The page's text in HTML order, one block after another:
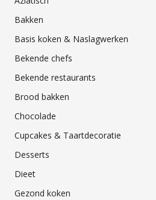
Bakken
Basis koken & Naslagwerken
Bekende chefs
Bekende restaurants
Brood bakken
Chocolade
Cupcakes & Taartdecoratie
Desserts
Dieet
Gezond koken